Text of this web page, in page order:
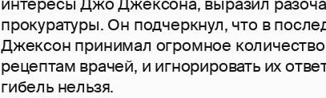
прокуратуры. Он подчеркнул, что в
Джексон принимал огромное
рецептам врачей, и игнорировать их
гибель нельзя.